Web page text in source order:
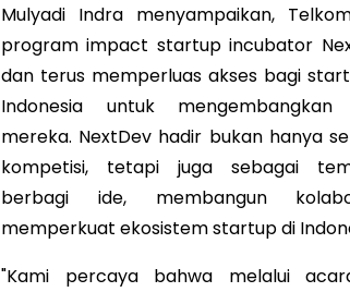
Mulyadi Indra menyampaikan,
program impact startup incubator
dan terus memperluas akses bagi
Indonesia untuk mengembangkan
mereka. NextDev hadir bukan hanya
kompetisi, tetapi juga sebagai
berbagi ide, membangun
memperkuat ekosistem startup di
"Kami percaya bahwa melalui